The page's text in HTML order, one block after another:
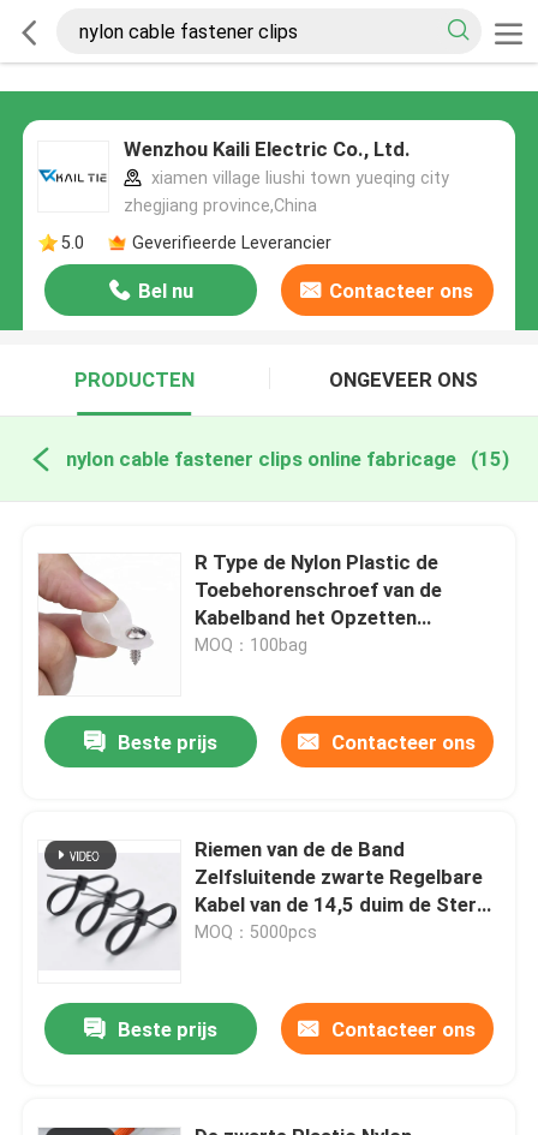
Wenzhou Kaili Electric Co., Ltd.
xiamen village liushi town yueqing city
zhegjiang province,China
5.0
Geverifieerde Leverancier
Bel nu Contacteer ons
PRODUCTEN ONGEVEER ONS
nylon cable fastener clips online fabricage (15)
R Type de Nylon Plastic de
Toebehorenschroef van de
Kabelband het Opzetten
Klemmen van het
MOQ：100bag
Beste prijs Contacteer ons
Riemen van de de Band
Zelfsluitende zwarte Regelbare
Kabel van de 14,5 duim de Sterke
Nylon Kabel
MOQ：5000pcs
Beste prijs Contacteer ons